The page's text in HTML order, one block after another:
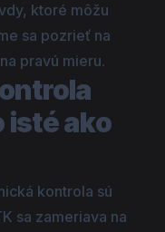
ktoré môžu
sa pozrieť na
pravú mieru.
isté ako
kontrola sú
sa zameriava na